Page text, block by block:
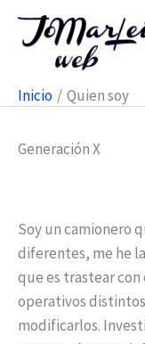
contenido
Inicio
Quien soy
Generación X
Soy un camionero
diferentes, me he
que es trastear
operativos
modificarlos.